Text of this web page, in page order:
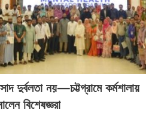
দুর্বলতা নয়—চট্টগ্রামে কর্মশালায়
বিশেষজ্ঞরা